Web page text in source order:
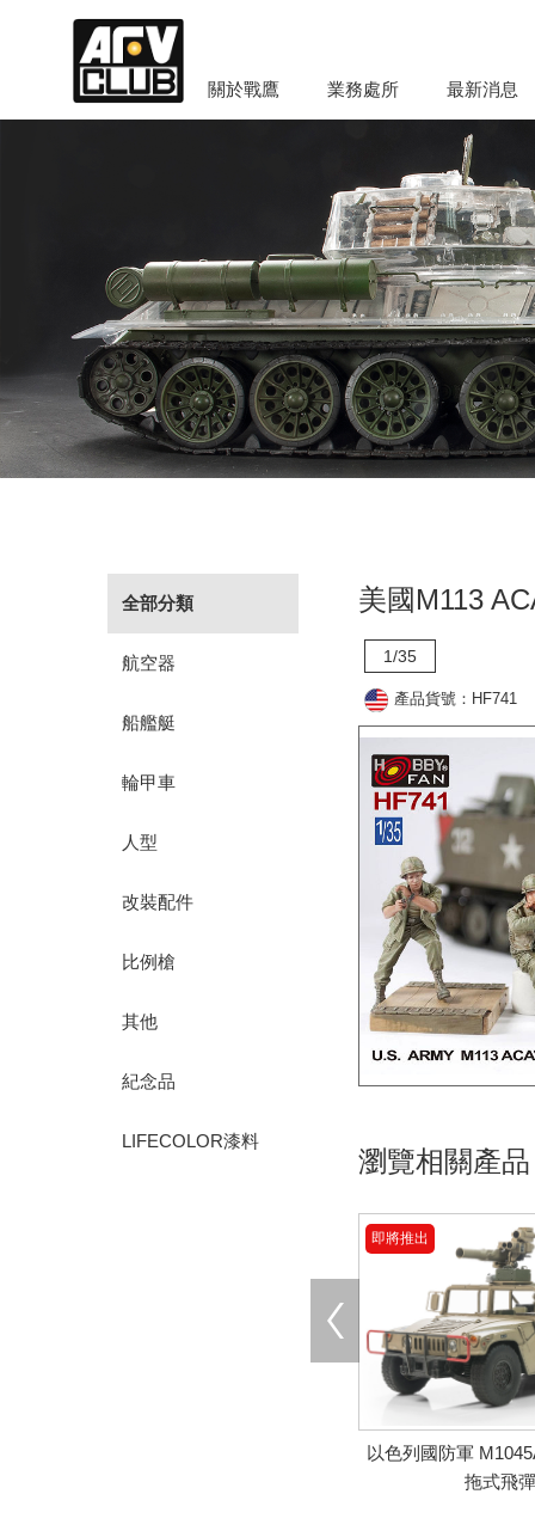
關於戰鷹 業務處所 最新消息
全部分類
航空器
船艦艇
輪甲車
人型
改裝配件
比例槍
其他
紀念品
LIFECOLOR漆料
美國M113
1/35
產品貨號：HF741
瀏覽相關產品
即將推出
以色列國防軍
拖式飛